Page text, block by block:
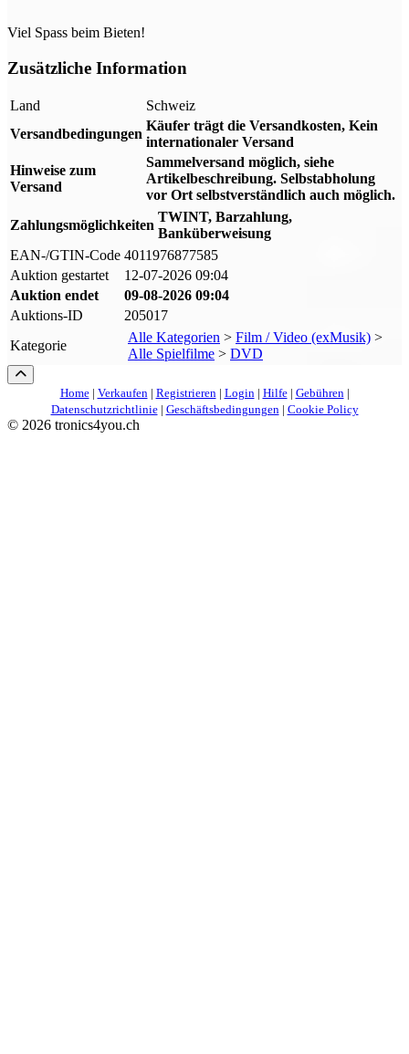
Viel Spass beim Bieten!
Zusätzliche Information
Land
Schweiz
Versandbedingungen
Käufer trägt die Versandkosten, Kein
internationaler Versand
Hinweise zum
Versand
Sammelversand möglich, siehe
Artikelbeschreibung. Selbstabholung
vor Ort selbstverständlich auch möglich.
Zahlungsmöglichkeiten
TWINT, Barzahlung,
Banküberweisung
EAN-/GTIN-Code 4011976877585
Auktion gestartet
12-07-2026 09:04
Auktion endet
09-08-2026 09:04
Auktions-ID
205017
Kategorie
Alle Kategorien > Film / Video (exMusik) >
Alle Spielfilme > DVD
Home| Verkaufen| Registrieren| Login| Hilfe| Gebühren|
Datenschutzrichtlinie| Geschäftsbedingungen| Cookie Policy
© 2026 tronics4you.ch